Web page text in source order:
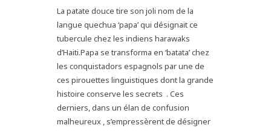
La patate douce tire son joli nom de la
langue quechua ‘papa’ qui désignait ce
tubercule chez les indiens harawaks
d’Haiti.Papa se transforma en ‘batata’ chez
les conquistadors espagnols par une de
ces pirouettes linguistiques dont la grande
histoire conserve les secrets . Ces
derniers, dans un élan de confusion
malheureux , s’empressèrent de désigner